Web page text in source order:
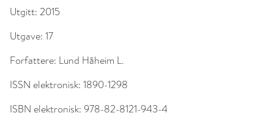
Utgitt: 2015
Utgave: 17
Forfattere: Lund Håheim L.
ISSN elektronisk: 1890-1298
ISBN elektronisk: 978-82-8121-943-4